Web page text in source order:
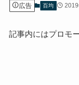
広告 百均
記事内にはプロモ